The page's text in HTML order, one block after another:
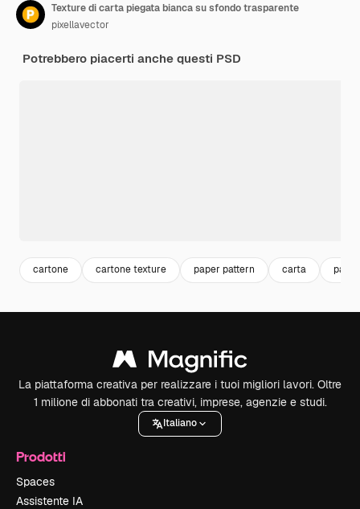
Texture di carta piegata bianca su sfondo trasparente
pixellavector
Potrebbero piacerti anche questi PSD
cartone cartone texture paper pattern carta
La piattaforma creativa per realizzare i tuoi migliori lavori. Oltre
1 milione di abbonati tra creativi, imprese, agenzie e studi.
Italiano
Prodotti
Spaces
Assistente IA